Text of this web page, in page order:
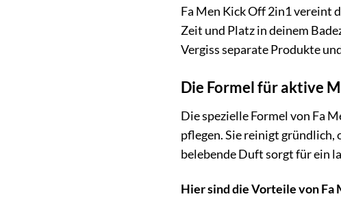
Fa Men Kick Off 2in1 vereint
Zeit und Platz in deinem
Vergiss separate Produkte
Die Formel für aktive
Die spezielle Formel von Fa
pflegen. Sie reinigt gründlich,
belebende Duft sorgt für ein
Hier sind die Vorteile von Fa